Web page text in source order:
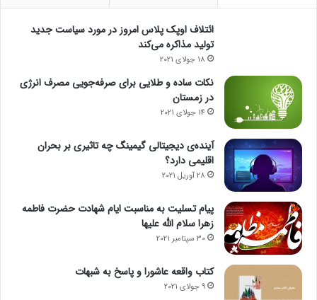
ائتلاف اوپک پلاس امروز در مورد سیاست جدید
تولید مذاکره می‌کند
18 جولای 2021
نکات ساده و طلایی برای صرفه‌جویی مصرف انرژی
در زمستان
14 جولای 2021
آینده‌ی دیجیتالی گیمینگ چه تاثیری بر بحران
اقلیمی دارد؟
28 آوریل 2021
پیام تسلیت به مناسبت ایام شهادت حضرت فاطمه
زهرا سلام الله علیها
30 سپتامبر 2021
کتاب واقعه عاشورا و پاسخ به شبهات
9 جولای 2021